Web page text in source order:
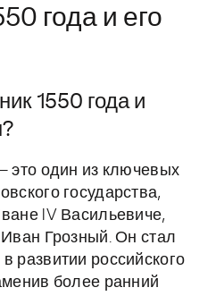
года и его
1550 года и
это один из ключевых
государства,
IV Васильевиче,
Грозный. Он стал
развитии российского
более ранний